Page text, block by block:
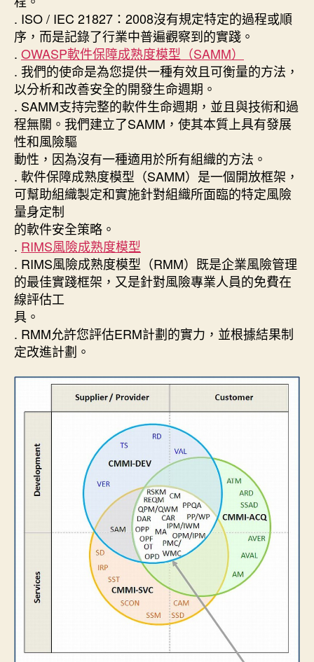
. ISO / IEC 21827：2008沒有規定特定的過程或順
序，而是記錄了行業中普遍觀察到的實踐。
. OWASP軟件保障成熟度模型（SAMM）
. 我們的使命是為您提供一種有效且可衡量的方法，
以分析和改善安全的開發生命週期。
. SAMM支持完整的軟件生命週期，並且與技術和過
程無關。我們建立了SAMM，使其本質上具有發展
性和風險驅
動性，因為沒有一種適用於所有組織的方法。
. 軟件保障成熟度模型（SAMM）是一個開放框架，
可幫助組織製定和實施針對組織所面臨的特定風險
量身定制
的軟件安全策略。
. RIMS風險成熟度模型
. RIMS風險成熟度模型（RMM）既是企業風險管理
的最佳實踐框架，又是針對風險專業人員的免費在
線評估工
具。
. RMM允許您評估ERM計劃的實力，並根據結果制
定改進計劃。